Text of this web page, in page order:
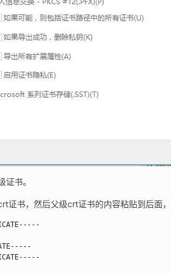
书。
证书，然后父级crt证书的内容粘贴到后面，